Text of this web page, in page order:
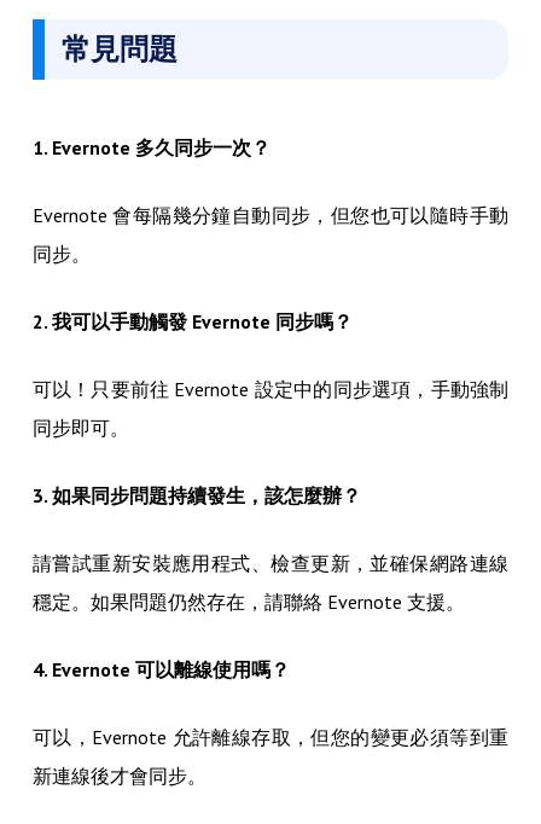
常見問題
1. Evernote 多久同步一次？
Evernote 會每隔幾分鐘自動同步，但您也可以隨時手動
同步。
2. 我可以手動觸發 Evernote 同步嗎？
可以！只要前往 Evernote 設定中的同步選項，手動強制
同步即可。
3. 如果同步問題持續發生，該怎麼辦？
請嘗試重新安裝應用程式、檢查更新，並確保網路連線
穩定。如果問題仍然存在，請聯絡 Evernote 支援。
4. Evernote 可以離線使用嗎？
可以，Evernote 允許離線存取，但您的變更必須等到重
新連線後才會同步。